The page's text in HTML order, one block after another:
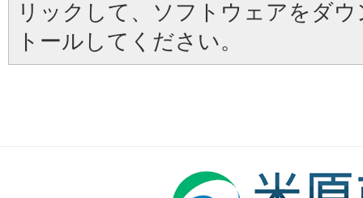
リックして、ソフトウェアをダ
トールしてください。